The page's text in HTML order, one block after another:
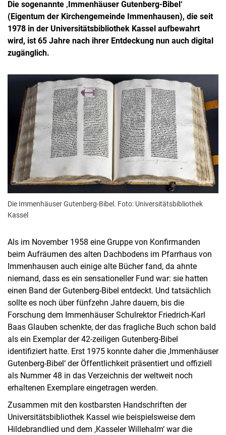
Die sogenannte ‚Immenhäuser Gutenberg-Bibel‘
(Eigentum der Kirchengemeinde Immenhausen), die seit
1978 in der Universitätsbibliothek Kassel aufbewahrt
wird, ist 65 Jahre nach ihrer Entdeckung nun auch digital
zugänglich.
Die Immenhäuser Gutenberg-Bibel. Foto: Universitätsbibliothek
Kassel
Als im November 1958 eine Gruppe von Konfirmanden
beim Aufräumen des alten Dachbodens im Pfarrhaus von
Immenhausen auch einige alte Bücher fand, da ahnte
niemand, dass es ein sensationeller Fund war: sie hatten
einen Band der Gutenberg-Bibel entdeckt. Und tatsächlich
sollte es noch über fünfzehn Jahre dauern, bis die
Forschung dem Immenhäuser Schulrektor Friedrich-Karl
Baas Glauben schenkte, der das fragliche Buch schon bald
als ein Exemplar der 42-zeiligen Gutenberg-Bibel
identifiziert hatte. Erst 1975 konnte daher die ‚Immenhäuser
Gutenberg-Bibel‘ der Öffentlichkeit präsentiert und offiziell
als Nummer 48 in das Verzeichnis der weltweit noch
erhaltenen Exemplare eingetragen werden.
Zusammen mit den kostbarsten Handschriften der
Universitätsbibliothek Kassel wie beispielsweise dem
Hildebrandlied und dem ‚Kasseler Willehalm‘ war die